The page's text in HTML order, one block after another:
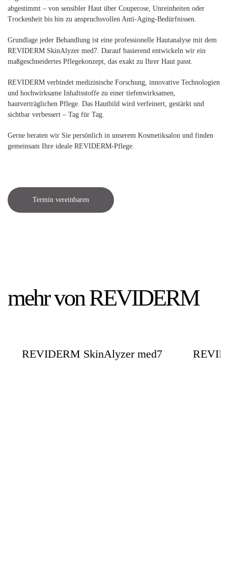
abgestimmt – von sensibler Haut über Couperose, Unreinheiten oder
Trockenheit bis hin zu anspruchsvollen Anti-Aging-Bedürfnissen.
Grundlage jeder Behandlung ist eine professionelle Hautanalyse mit dem
REVIDERM SkinAlyzer med7. Darauf basierend entwickeln wir ein
maßgeschneidertes Pflegekonzept, das exakt zu Ihrer Haut passt.
REVIDERM verbindet medizinische Forschung, innovative Technologien
und hochwirksame Inhaltsstoffe zu einer tiefenwirksamen,
hautverträglichen Pflege. Das Hautbild wird verfeinert, gestärkt und
sichtbar verbessert – Tag für Tag.
Gerne beraten wir Sie persönlich in unserem Kosmetiksalon und finden
gemeinsam Ihre ideale REVIDERM-Pflege.
Termin vereinbaren
mehr von REVIDERM
REVIDERM SkinAlyzer med7